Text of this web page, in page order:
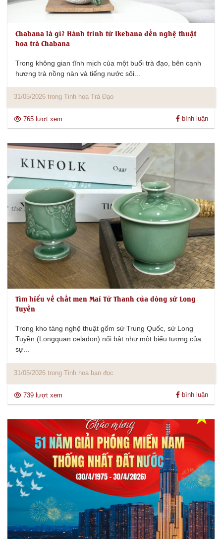
Chabana là gì? Hành trình từ Ikebana đến nghệ thuật
hoa trà Chabana
Trong không gian tĩnh mịch của một buổi trà đạo, bên cạnh
hương trà nồng nàn và tiếng nước sôi...
31/05/2026 trong Tinh hoa Trà Đạo
765 lượt xem bình luận
Tìm hiểu về chất men Mai Tử Thanh của dòng sứ Long
Tuyền
Trong kho tàng nghệ thuật gốm sứ Trung Quốc, sứ Long
Tuyền (Longquan celadon) nổi bật như một biểu tượng của
sự...
31/05/2026 trong Tinh hoa bạn đọc
739 lượt xem bình luận